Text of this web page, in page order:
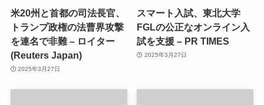
米20州と首都の司法長官、
トランプ政権の法曹界攻撃
を連名で非難 – ロイター
(Reuters Japan)
2025年3月27日
スマート入試、東北大学
FGLの公正なオンライン入
試を支援 – PR TIMES
2025年3月27日